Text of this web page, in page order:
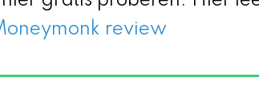
review